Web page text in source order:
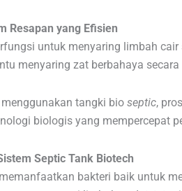
Resapan yang Efisien
untuk menyaring limbah
menyaring zat berbahaya
tangki bio septic,
biologis yang mempercepat
Septic Tank Biotech
memanfaatkan bakteri baik untuk